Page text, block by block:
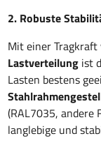
2. Robuste
Mit einer Tragkraft
Lastverteilung ist
Lasten bestens
(RAL7035, andere
langlebige und